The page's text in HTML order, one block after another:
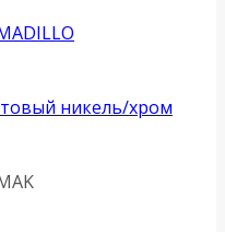
никель/хром